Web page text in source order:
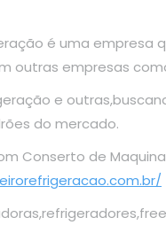
é uma empresa
outras empresas
e
do mercado.
Conserto de